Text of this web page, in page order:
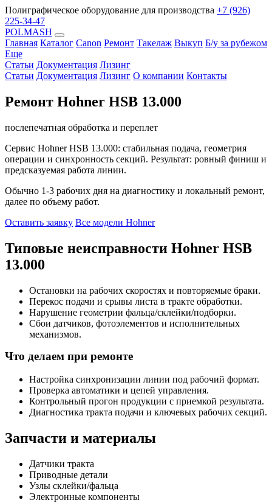
Полиграфическое оборудование для производства +7 (926)
225-34-47
POLMASH
Главная Каталог Canon Ремонт Такелаж Выкуп Б/у за рубежом
Еще
Статьи Документация Лизинг
Статьи Документация Лизинг О компании Контакты
Ремонт Hohner HSB 13.000
послепечатная обработка и переплет
Сервис Hohner HSB 13.000: стабильная подача, геометрия
операции и синхронность секций. Результат: ровный финиш и
предсказуемая работа линии.
Обычно 1-3 рабочих дня на диагностику и локальный ремонт,
далее по объему работ.
Оставить заявку Все модели Hohner
Типовые неисправности Hohner HSB
13.000
Остановки на рабочих скоростях и повторяемые браки.
Перекос подачи и срывы листа в тракте обработки.
Нарушение геометрии фальца/склейки/подборки.
Сбои датчиков, фотоэлементов и исполнительных
механизмов.
Что делаем при ремонте
Настройка синхронизации линии под рабочий формат.
Проверка автоматики и цепей управления.
Контрольный прогон продукции с приемкой результата.
Диагностика тракта подачи и ключевых рабочих секций.
Запчасти и материалы
Датчики тракта
Приводные детали
Узлы склейки/фальца
Электронные компоненты